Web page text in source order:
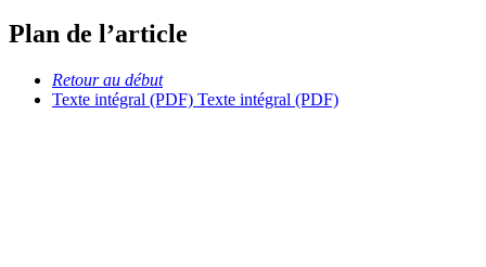
Plan de l’article
Retour au début
Texte intégral (PDF) Texte intégral (PDF)